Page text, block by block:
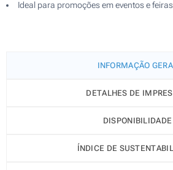
Ideal para promoções em eventos e feiras
INFORMAÇÃO
DETALHES DE
DISPONIBILIDADE
ÍNDICE DE